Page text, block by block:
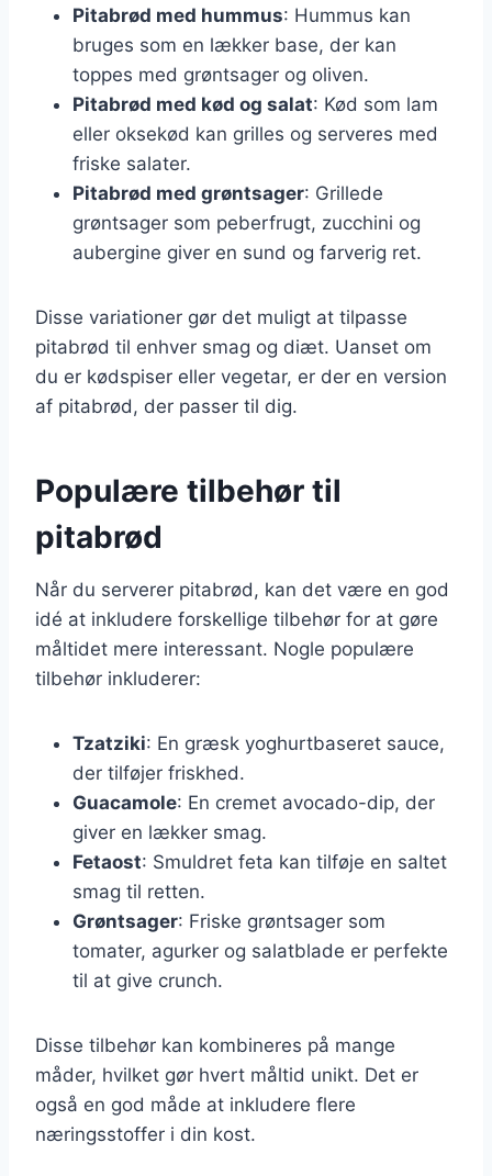
Pitabrød med hummus: Hummus kan
bruges som en lækker base, der kan
toppes med grøntsager og oliven.
Pitabrød med kød og salat: Kød som lam
eller oksekød kan grilles og serveres med
friske salater.
Pitabrød med grøntsager: Grillede
grøntsager som peberfrugt, zucchini og
aubergine giver en sund og farverig ret.
Disse variationer gør det muligt at tilpasse
pitabrød til enhver smag og diæt. Uanset om
du er kødspiser eller vegetar, er der en version
af pitabrød, der passer til dig.
Populære tilbehør til
pitabrød
Når du serverer pitabrød, kan det være en god
idé at inkludere forskellige tilbehør for at gøre
måltidet mere interessant. Nogle populære
tilbehør inkluderer:
Tzatziki: En græsk yoghurtbaseret sauce,
der tilføjer friskhed.
Guacamole: En cremet avocado-dip, der
giver en lækker smag.
Fetaost: Smuldret feta kan tilføje en saltet
smag til retten.
Grøntsager: Friske grøntsager som
tomater, agurker og salatblade er perfekte
til at give crunch.
Disse tilbehør kan kombineres på mange
måder, hvilket gør hvert måltid unikt. Det er
også en god måde at inkludere flere
næringsstoffer i din kost.